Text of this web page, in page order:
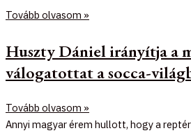
Tovább olvasom »
Huszty Dániel irányítja a
válogatottat a socca-
Tovább olvasom »
Annyi magyar érem hullott, hogy a